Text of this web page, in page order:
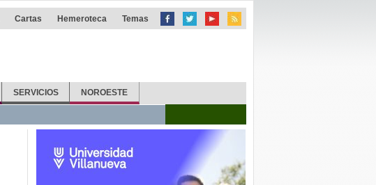
Cartas Hemeroteca Temas
SERVICIOS NOROESTE